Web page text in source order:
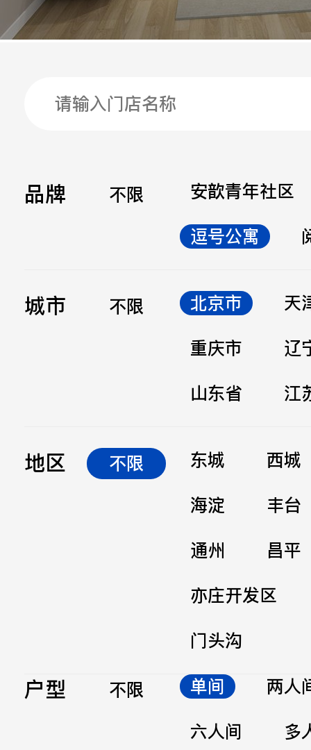
品牌 不限
安歆青年社区
逗号公寓
城市 不限 北京市
天
重庆市
辽
山东省
江
地区 不限 东城
西城
海淀
丰台
通州
昌平
亦庄开发区
门头沟
户型 不限 单间
两人
六人间
多
邮箱
留言
立即提交